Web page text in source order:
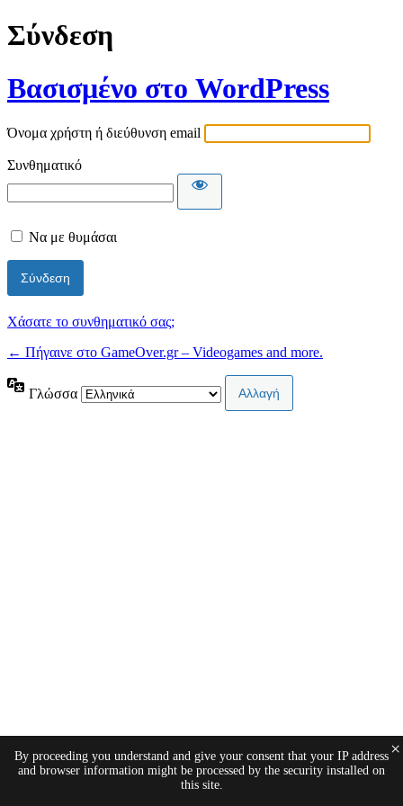
Σύνδεση
Βασισμένο στο WordPress
Όνομα χρήστη ή διεύθυνση email
Συνθηματικό
Να με θυμάσαι
Χάσατε το συνθηματικό σας;
← Πήγαινε στο GameOver.gr – Videogames and more.
Γλώσσα
By proceeding you understand and give your consent that your IP address
and browser information might be processed by the security installed on
this site.
×